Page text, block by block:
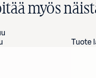
myös
Tuote